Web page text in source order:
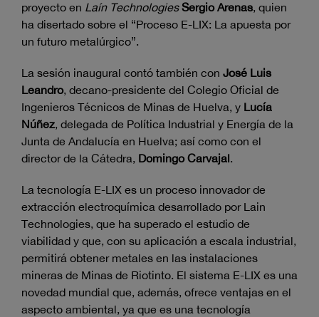
proyecto en Laín Technologies Sergio Arenas, quien
ha disertado sobre el “Proceso E-LIX: La apuesta por
un futuro metalúrgico”.
La sesión inaugural contó también con José Luis
Leandro, decano-presidente del Colegio Oficial de
Ingenieros Técnicos de Minas de Huelva, y Lucía
Núñez, delegada de Política Industrial y Energía de la
Junta de Andalucía en Huelva; así como con el
director de la Cátedra, Domingo Carvajal.
La tecnología E-LIX es un proceso innovador de
extracción electroquímica desarrollado por Lain
Technologies, que ha superado el estudio de
viabilidad y que, con su aplicación a escala industrial,
permitirá obtener metales en las instalaciones
mineras de Minas de Riotinto. El sistema E-LIX es una
novedad mundial que, además, ofrece ventajas en el
aspecto ambiental, ya que es una tecnología